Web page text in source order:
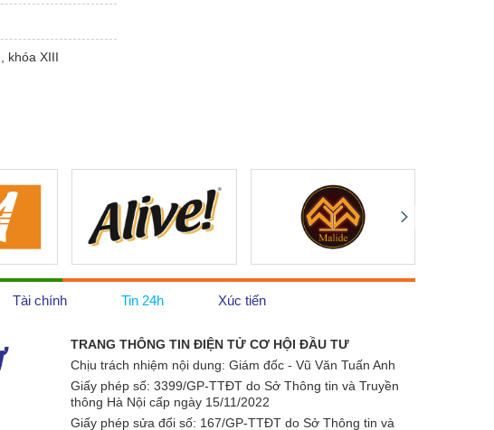
khóa XIII
Tài chính Tin 24h Xúc tiến
TRANG THÔNG TIN ĐIỆN TỬ CƠ HỘI ĐẦU TƯ
Chịu trách nhiệm nội dung: Giám đốc - Vũ Văn Tuấn Anh
Giấy phép số:3399/GP-TTĐT do Sở Thông tin và Truyền
thông Hà Nội cấp ngày 15/11/2022
Giấy phép sửa đổi số: 167/GP-TTĐT do Sở Thông tin và